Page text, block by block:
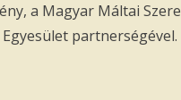
a Magyar Máltai
partnerségével.